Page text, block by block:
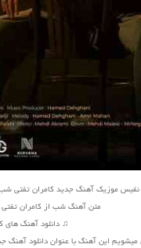
آهنگ جدید کامران تفتی شب را در ادامه
متن آهنگ شب از کامران
♫ دانلود آهنگ های
این آهنگ با عنوان دانلود آهنگ